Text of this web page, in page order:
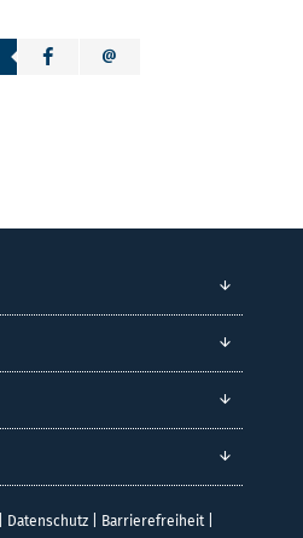
Datenschutz| Barrierefreiheit|